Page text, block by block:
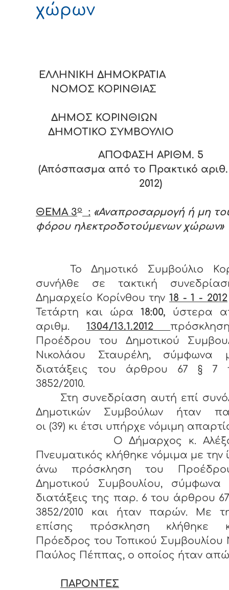
χώρων
ΕΛΛΗΝΙΚΗ
ΝΟΜΟΣ ΚΟΡΙΝΘΙΑΣ
ΔΗΜΟΣ ΚΟΡΙΝΘΙΩΝ
ΔΗΜΟΤΙΚΟ ΣΥΜΒΟΥΛΙΟ
ΑΠΟΦΑΣΗ ΑΡΙΘΜ. 5
(Απόσπασμα από το Πρακτικό αριθ.
2012)
ΘΕΜΑ 3ο : «Αναπροσαρμογή ή μη
φόρου ηλεκτροδοτούμενων χώρων»
Το Δημοτικό Συμβούλιο
συνήλθε σε τακτική
Δημαρχείο Κορίνθου την18 - 1 - 2012
Τετάρτη και ώρα18:00, ύστερα
αριθμ.1304/13.1.2012
Προέδρου του Δημοτικού
Νικολάου Σταυρέλη, σύμφωνα
διατάξεις του άρθρου 67 § 7
3852/2010.
Στη συνεδρίαση αυτή επί
Δημοτικών Συμβούλων ήταν
οι (39) κι έτσι υπήρχε νόμιμη
Ο Δήμαρχος κ.
Πνευματικός κλήθηκε νόμιμα με την
άνω πρόσκληση του
Δημοτικού Συμβουλίου, σύμφωνα
διατάξεις της παρ. 6 του άρθρου
3852/2010 και ήταν παρών. Με
επίσης πρόσκληση κλήθηκε
Πρόεδρος του Τοπικού Συμβουλίου
Παύλος Πέππας, ο οποίος ήταν
ΠΑΡΟΝΤΕΣ